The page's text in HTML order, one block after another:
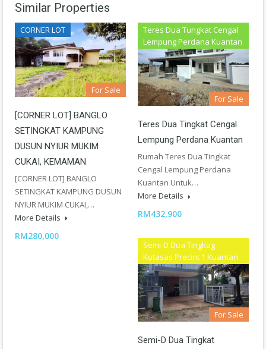
Similar Properties
CORNER LOT
For Sale
[CORNER LOT] BANGLO
SETINGKAT KAMPUNG
DUSUN NYIUR MUKIM
CUKAI, KEMAMAN
[CORNER LOT] BANGLO
SETINGKAT KAMPUNG DUSUN
NYIUR MUKIM CUKAI,…
More Details
RM280,000
Teres Dua Tungkat Cengal
Lempung Perdana Kuantan
For Sale
Teres Dua Tingkat Cengal
Lempung Perdana Kuantan
Rumah Teres Dua Tingkat
Cengal Lempung Perdana
Kuantan Untuk…
More Details
RM432,900
Semi-D Dua Tingkag
Kotasas Precint 1 Kuantan
For Sale
Semi-D Dua Tingkat